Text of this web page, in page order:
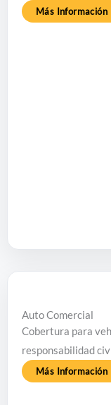
Más Información
Auto Comercial
Cobertura para
responsabilidad
Más Información